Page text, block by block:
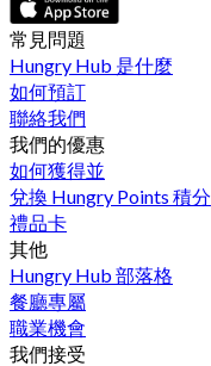
常見問題
Hungry Hub 是什麼
如何預訂
聯絡我們
我們的優惠
如何獲得並
兌換 Hungry Points 積分
禮品卡
其他
Hungry Hub 部落格
餐廳專屬
職業機會
我們接受